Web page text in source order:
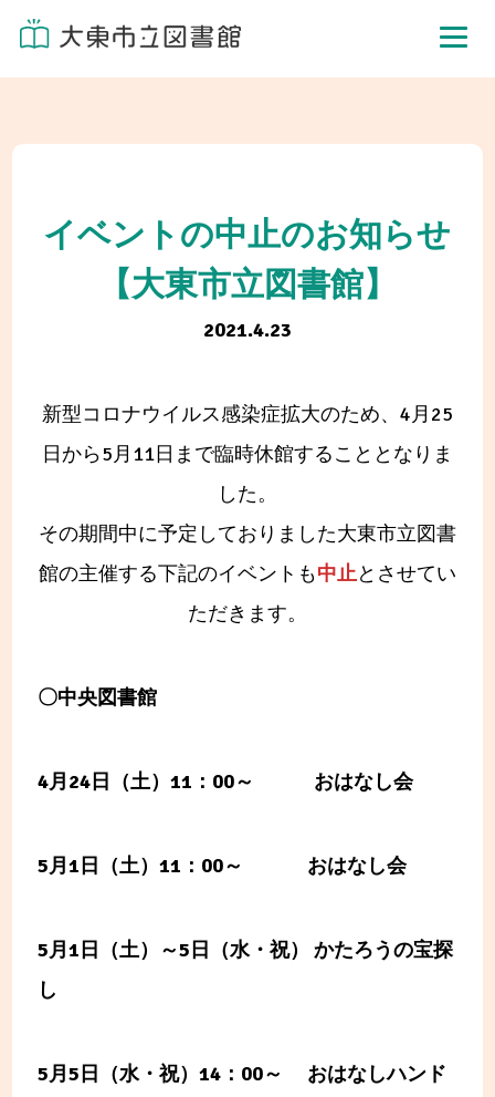
イベントの中止のお知らせ
【大東市立図書館】
2021.4.23
新型コロナウイルス感染症拡大のため、4月25
日から5月11日まで臨時休館することとなりま
した。
その期間中に予定しておりました大東市立図書
館の主催する下記のイベントも中止とさせてい
ただきます。
〇中央図書館
4月24日（土）11：00～ おはなし会
5月1日（土）11：00～ おはなし会
5月1日（土）～5日（水・祝） かたろうの宝探
し
5月5日（水・祝）14：00～ おはなしハンド